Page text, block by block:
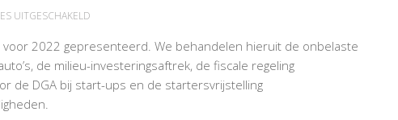
UITGESCHAKELD
PRINSJESDAG
2021
2022 gepresenteerd. We behandelen hieruit de onbelaste
de milieu-investeringsaftrek, de fiscale regeling
de DGA bij start-ups en de startersvrijstelling